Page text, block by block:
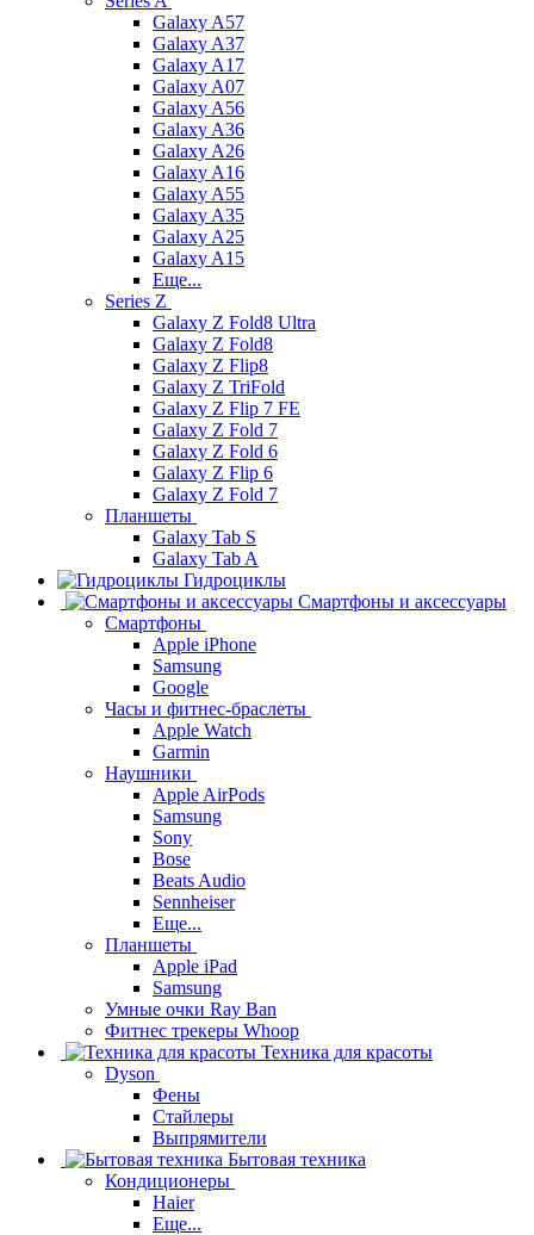
Galaxy A57
Galaxy A37
Galaxy A17
Galaxy A07
Galaxy A56
Galaxy A36
Galaxy A26
Galaxy A16
Galaxy A55
Galaxy A35
Galaxy A25
Galaxy A15
Еще...
Series Z
Galaxy Z Fold8 Ultra
Galaxy Z Fold8
Galaxy Z Flip8
Galaxy Z TriFold
Galaxy Z Flip 7 FE
Galaxy Z Fold 7
Galaxy Z Fold 6
Galaxy Z Flip 6
Galaxy Z Fold 7
Планшеты
Galaxy Tab S
Galaxy Tab A
Гидроциклы
Смартфоны и аксессуары
Смартфоны
Apple iPhone
Samsung
Google
Часы и фитнес-браслеты
Apple Watch
Garmin
Наушники
Apple AirPods
Samsung
Sony
Bose
Beats Audio
Sennheiser
Еще...
Планшеты
Apple iPad
Samsung
Умные очки Ray Ban
Фитнес трекеры Whoop
Техника для красоты
Dyson
Фены
Стайлеры
Выпрямители
Бытовая техника
Кондиционеры
Haier
Еще...